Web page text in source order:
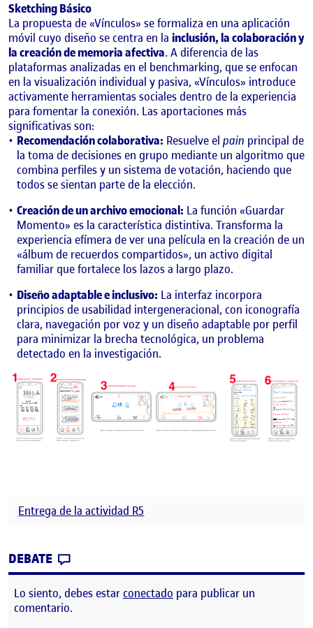
Sketching Básico
La propuesta de «Vínculos» se formaliza en una aplicación
móvil cuyo diseño se centra en la inclusión, la colaboración y
la creación de memoria afectiva. A diferencia de las
plataformas analizadas en el benchmarking, que se enfocan
en la visualización individual y pasiva, «Vínculos» introduce
activamente herramientas sociales dentro de la experiencia
para fomentar la conexión. Las aportaciones más
significativas son:
Recomendación colaborativa: Resuelve el pain principal de
la toma de decisiones en grupo mediante un algoritmo que
combina perfiles y un sistema de votación, haciendo que
todos se sientan parte de la elección.
Creación de un archivo emocional: La función «Guardar
Momento» es la característica distintiva. Transforma la
experiencia efímera de ver una película en la creación de un
«álbum de recuerdos compartidos», un activo digital
familiar que fortalece los lazos a largo plazo.
Diseño adaptable e inclusivo: La interfaz incorpora
principios de usabilidad intergeneracional, con iconografía
clara, navegación por voz y un diseño adaptable por perfil
para minimizar la brecha tecnológica, un problema
detectado en la investigación.
Entrega de la actividad R5
DEBATE
Lo siento, debes estarconectado para publicar un
comentario.